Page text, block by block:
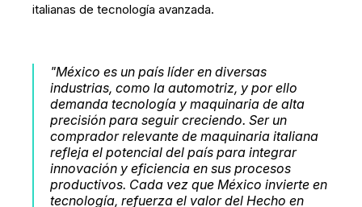
italianas de tecnología avanzada.
"México es un país líder en diversas
industrias, como la automotriz, y por ello
demanda tecnología y maquinaria de alta
precisión para seguir creciendo. Ser un
comprador relevante de maquinaria italiana
refleja el potencial del país para integrar
innovación y eficiencia en sus procesos
productivos. Cada vez que México invierte en
tecnología, refuerza el valor del Hecho en